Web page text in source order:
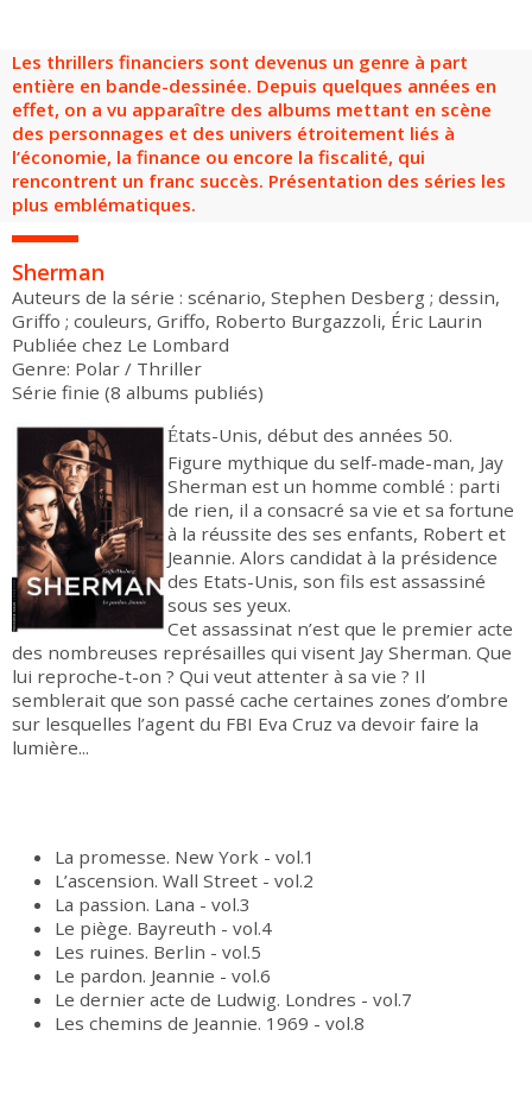
FR EN
Les thrillers financiers sont devenus un genre à part
entière en bande-dessinée. Depuis quelques années en
effet, on a vu apparaître des albums mettant en scène
des personnages et des univers étroitement liés à
l’économie, la finance ou encore la fiscalité, qui
rencontrent un franc succès. Présentation des séries les
plus emblématiques.
Sherman
Auteurs de la série : scénario, Stephen Desberg ; dessin,
Griffo ; couleurs, Griffo, Roberto Burgazzoli, Éric Laurin
Publiée chez Le Lombard
Genre: Polar / Thriller
Série finie (8 albums publiés)
États-Unis, début des années 50.
Figure mythique du self-made-man, Jay
Sherman est un homme comblé : parti
de rien, il a consacré sa vie et sa fortune
à la réussite des ses enfants, Robert et
Jeannie. Alors candidat à la présidence
des Etats-Unis, son fils est assassiné
sous ses yeux.
Cet assassinat n’est que le premier acte
des nombreuses représailles qui visent Jay Sherman. Que
lui reproche-t-on ? Qui veut attenter à sa vie ? Il
semblerait que son passé cache certaines zones d’ombre
sur lesquelles l’agent du FBI Eva Cruz va devoir faire la
lumière...
La promesse. New York - vol.1
L’ascension. Wall Street - vol.2
La passion. Lana - vol.3
Le piège. Bayreuth - vol.4
Les ruines. Berlin - vol.5
Le pardon. Jeannie - vol.6
Le dernier acte de Ludwig. Londres - vol.7
Les chemins de Jeannie. 1969 - vol.8